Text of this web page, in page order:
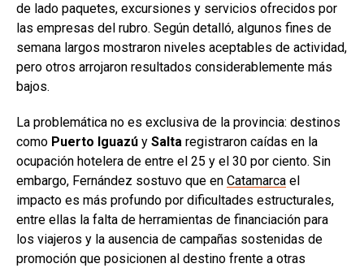
de lado paquetes, excursiones y servicios ofrecidos por
las empresas del rubro. Según detalló, algunos fines de
semana largos mostraron niveles aceptables de actividad,
pero otros arrojaron resultados considerablemente más
bajos.
La problemática no es exclusiva de la provincia: destinos
como Puerto Iguazú y Salta registraron caídas en la
ocupación hotelera de entre el 25 y el 30 por ciento. Sin
embargo, Fernández sostuvo que en Catamarca el
impacto es más profundo por dificultades estructurales,
entre ellas la falta de herramientas de financiación para
los viajeros y la ausencia de campañas sostenidas de
promoción que posicionen al destino frente a otras